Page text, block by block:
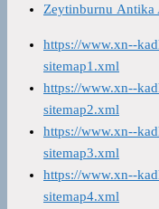
Zeytinburnu Antika
https://www.xn--
sitemap1.xml
https://www.xn--
sitemap2.xml
https://www.xn--
sitemap3.xml
https://www.xn--
sitemap4.xml